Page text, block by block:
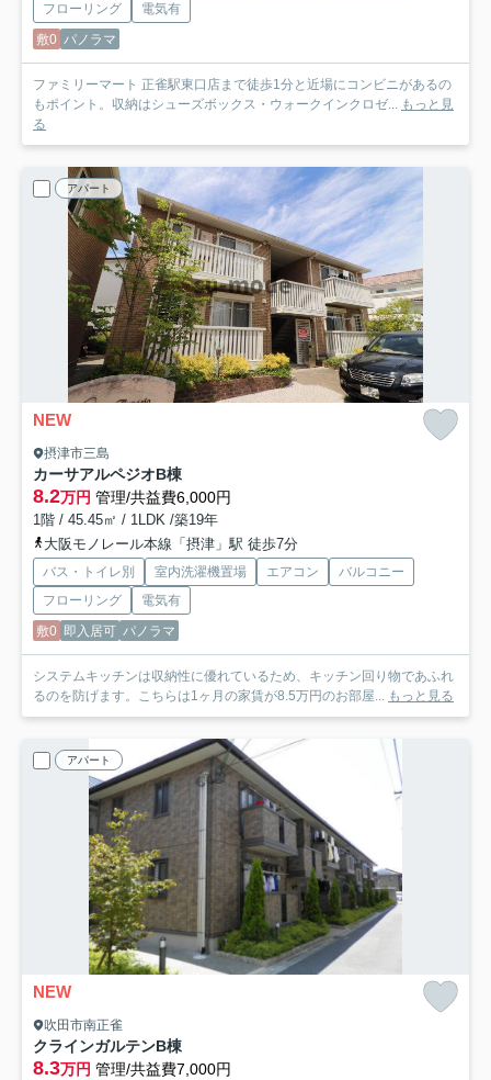
フローリング
電気有
敷0 パノラマ
ファミリーマート 正雀駅東口店まで徒歩1分と近場にコンビニがあるの
もポイント。収納はシューズボックス・ウォークインクロゼ... もっと見
る
アパート
NEW
摂津市三島
カーサアルペジオB棟
8.2万円 管理/共益費6,000円
1階 / 45.45㎡ / 1LDK /築19年
大阪モノレール本線「摂津」駅 徒歩7分
バス・トイレ別 室内洗濯機置場 エアコン
バルコニー
フローリング
電気有
敷0 即入居可 パノラマ
システムキッチンは収納性に優れているため、キッチン回り物であふれ
るのを防げます。こちらは1ヶ月の家賃が8.5万円のお部屋... もっと見る
アパート
NEW
吹田市南正雀
クラインガルテンB棟
8.3万円 管理/共益費7,000円